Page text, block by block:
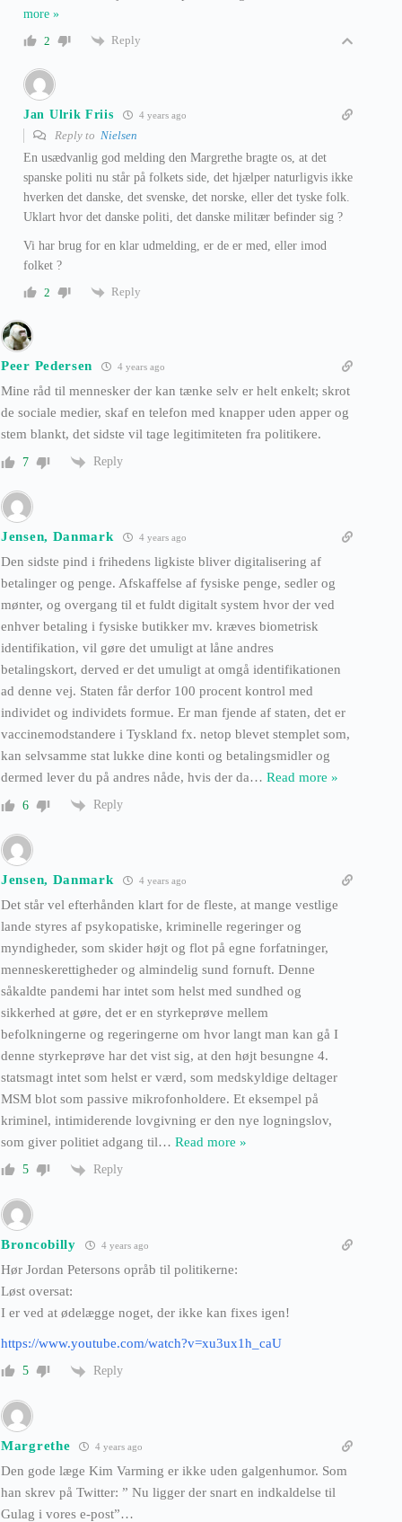
more »
2
Reply
Jan Ulrik Friis 4 years ago
Reply to Nielsen
En usædvanlig god melding den Margrethe bragte os, at det
spanske politi nu står på folkets side, det hjælper naturligvis ikke
hverken det danske, det svenske, det norske, eller det tyske folk.
Uklart hvor det danske politi, det danske militær befinder sig ?
Vi har brug for en klar udmelding, er de er med, eller imod
folket ?
2
Reply
Peer Pedersen 4 years ago
Mine råd til mennesker der kan tænke selv er helt enkelt; skrot
de sociale medier, skaf en telefon med knapper uden apper og
stem blankt, det sidste vil tage legitimiteten fra politikere.
7 Reply
Jensen, Danmark 4 years ago
Den sidste pind i frihedens ligkiste bliver digitalisering af
betalinger og penge. Afskaffelse af fysiske penge, sedler og
mønter, og overgang til et fuldt digitalt system hvor der ved
enhver betaling i fysiske butikker mv. kræves biometrisk
identifikation, vil gøre det umuligt at låne andres
betalingskort, derved er det umuligt at omgå identifikationen
ad denne vej. Staten får derfor 100 procent kontrol med
individet og individets formue. Er man fjende af staten, det er
vaccinemodstandere i Tyskland fx. netop blevet stemplet som,
kan selvsamme stat lukke dine konti og betalingsmidler og
dermed lever du på andres nåde, hvis der da… Read more »
6 Reply
Jensen, Danmark 4 years ago
Det står vel efterhånden klart for de fleste, at mange vestlige
lande styres af psykopatiske, kriminelle regeringer og
myndigheder, som skider højt og flot på egne forfatninger,
menneskerettigheder og almindelig sund fornuft. Denne
såkaldte pandemi har intet som helst med sundhed og
sikkerhed at gøre, det er en styrkeprøve mellem
befolkningerne og regeringerne om hvor langt man kan gå I
denne styrkeprøve har det vist sig, at den højt besungne 4.
statsmagt intet som helst er værd, som medskyldige deltager
MSM blot som passive mikrofonholdere. Et eksempel på
kriminel, intimiderende lovgivning er den nye logningslov,
som giver politiet adgang til… Read more »
5 Reply
Broncobilly 4 years ago
Hør Jordan Petersons opråb til politikerne:
Løst oversat:
I er ved at ødelægge noget, der ikke kan fixes igen!
https://www.youtube.com/watch?v=xu3ux1h_caU
5 Reply
Margrethe 4 years ago
Den gode læge Kim Varming er ikke uden galgenhumor. Som
han skrev på Twitter: ” Nu ligger der snart en indkaldelse til
Gulag i vores e-post”…